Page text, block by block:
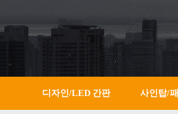
디자인/LED 간판 사인탑/